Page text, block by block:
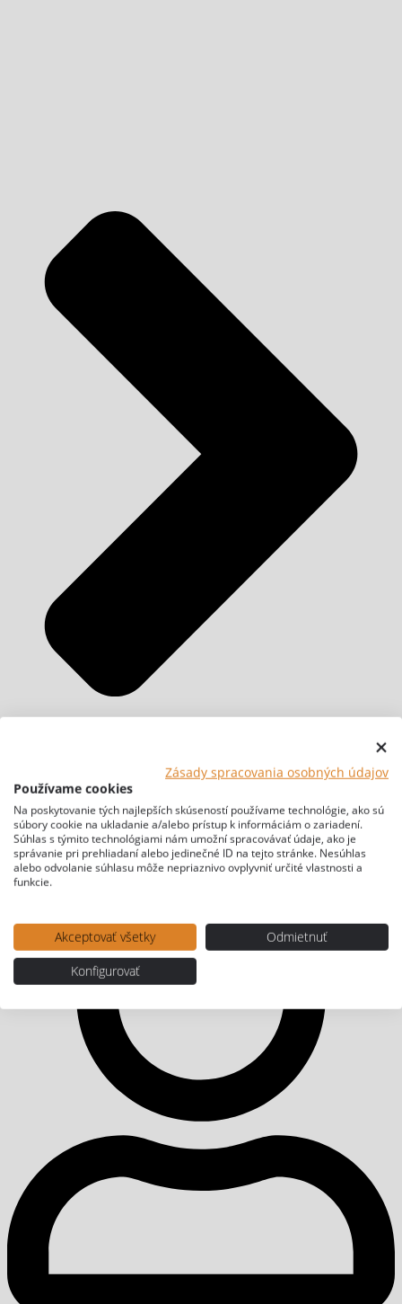
Zásady spracovania osobných údajov
Používame cookies
Na poskytovanie tých najlepších skúseností používame technológie, ako sú
súbory cookie na ukladanie a/alebo prístup k informáciám o zariadení.
Súhlas s týmito technológiami nám umožní spracovávať údaje, ako je
správanie pri prehliadaní alebo jedinečné ID na tejto stránke. Nesúhlas
alebo odvolanie súhlasu môže nepriaznivo ovplyvniť určité vlastnosti a
funkcie.
Akceptovať všetky
Odmietnuť
Konfigurovať